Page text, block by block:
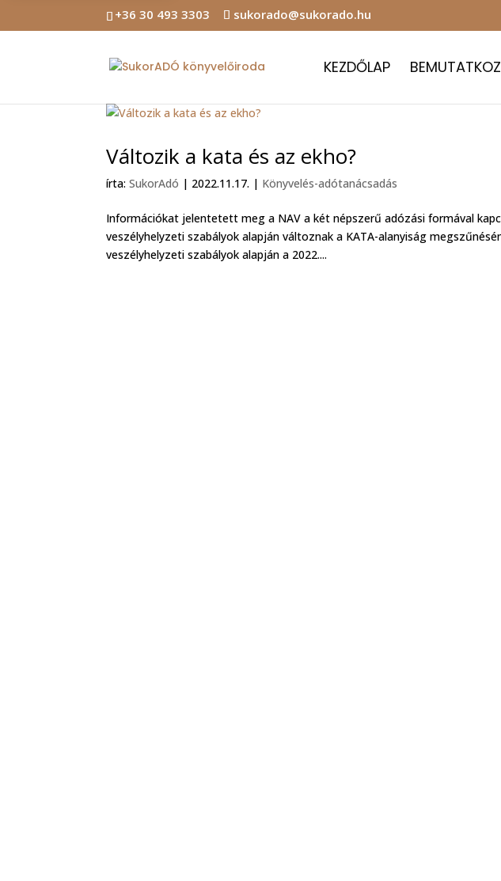
+36 30 493 3303 sukorado@sukorado.hu
KEZDŐLAP
Változik a kata és az ekho?
írta:SukorAdó | 2022.11.17. | Könyvelés-adótanácsadás
Információkat jelentetett meg a NAV a két népszerű adózási formával
veszélyhelyzeti szabályok alapján változnak a KATA-alanyiság
veszélyhelyzeti szabályok alapján a 2022....